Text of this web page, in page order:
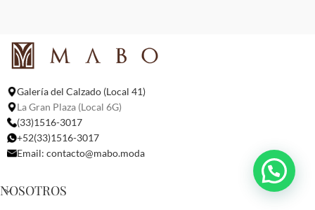
Galería del Calzado (Local 41)
La Gran Plaza (Local 6G)
(33)1516-3017
+52(33)1516-3017
Email: contacto@mabo.moda
NOSOTROS